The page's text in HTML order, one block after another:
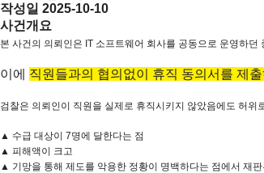
작성일 2025-10-10
사건개요
본 사건의 의뢰인은 IT 소프트웨어 회사를 공동으로 운영하던
이에 직원들과의 협의없이 휴직 동의서를 제
검찰은 의뢰인이 직원을 실제로 휴직시키지 않았음에도 허위
▲ 수급 대상이 7명에 달한다는 점
▲ 피해액이 크고
▲ 기망을 통해 제도를 악용한 정황이 명백하다는 점에서 재